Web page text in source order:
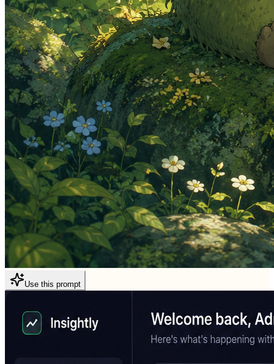
Use this prompt